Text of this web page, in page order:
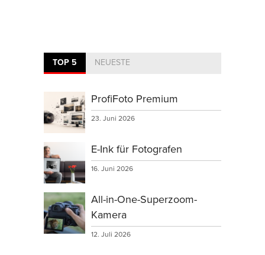
TOP 5 NEUESTE
ProfiFoto Premium
23. Juni 2026
E-Ink für Fotografen
16. Juni 2026
All-in-One-Superzoom-
Kamera
12. Juli 2026